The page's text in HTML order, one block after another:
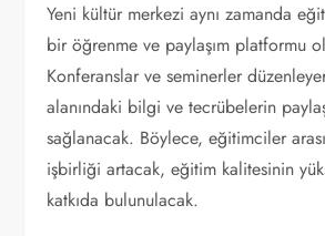
Yeni kültür merkezi aynı zamanda
bir öğrenme ve paylaşım platformu
Konferanslar ve seminerler
alanındaki bilgi ve tecrübelerin
sağlanacak. Böylece, eğitimciler
işbirliği artacak, eğitim kalitesinin
katkıda bulunulacak.